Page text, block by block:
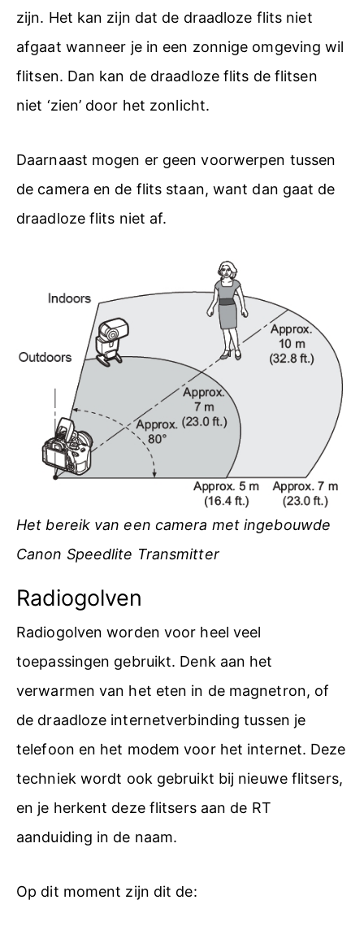
zijn. Het kan zijn dat de draadloze flits niet
afgaat wanneer je in een zonnige omgeving wil
flitsen. Dan kan de draadloze flits de flitsen
niet ‘zien’ door het zonlicht.
Daarnaast mogen er geen voorwerpen tussen
de camera en de flits staan, want dan gaat de
draadloze flits niet af.
Het bereik van een camera met ingebouwde
Canon Speedlite Transmitter
Radiogolven
Radiogolven worden voor heel veel
toepassingen gebruikt. Denk aan het
verwarmen van het eten in de magnetron, of
de draadloze internetverbinding tussen je
telefoon en het modem voor het internet. Deze
techniek wordt ook gebruikt bij nieuwe flitsers,
en je herkent deze flitsers aan de RT
aanduiding in de naam.
Op dit moment zijn dit de: